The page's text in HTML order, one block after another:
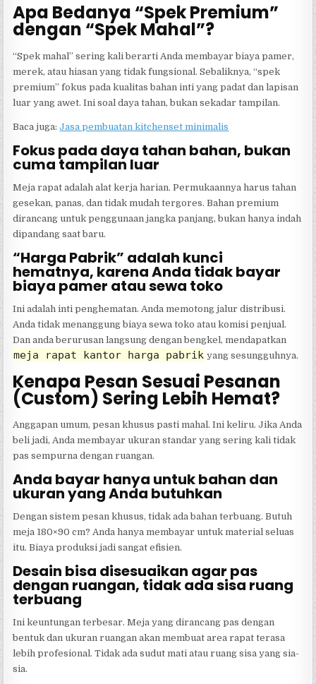
Apa Bedanya “Spek Premium”
dengan “Spek Mahal”?
“Spek mahal” sering kali berarti Anda membayar biaya pamer,
merek, atau hiasan yang tidak fungsional. Sebaliknya, “spek
premium” fokus pada kualitas bahan inti yang padat dan lapisan
luar yang awet. Ini soal daya tahan, bukan sekadar tampilan.
Baca juga:Jasa pembuatan kitchenset minimalis
Fokus pada daya tahan bahan, bukan
cuma tampilan luar
Meja rapat adalah alat kerja harian. Permukaannya harus tahan
gesekan, panas, dan tidak mudah tergores. Bahan premium
dirancang untuk penggunaan jangka panjang, bukan hanya indah
dipandang saat baru.
“Harga Pabrik” adalah kunci
hematnya, karena Anda tidak bayar
biaya pamer atau sewa toko
Ini adalah inti penghematan. Anda memotong jalur distribusi.
Anda tidak menanggung biaya sewa toko atau komisi penjual.
Dan anda berurusan langsung dengan bengkel, mendapatkan
meja rapat kantor harga pabrik yang sesungguhnya.
Kenapa Pesan Sesuai Pesanan
(Custom) Sering Lebih Hemat?
Anggapan umum, pesan khusus pasti mahal. Ini keliru. Jika Anda
beli jadi, Anda membayar ukuran standar yang sering kali tidak
pas sempurna dengan ruangan.
Anda bayar hanya untuk bahan dan
ukuran yang Anda butuhkan
Dengan sistem pesan khusus, tidak ada bahan terbuang. Butuh
meja 180×90 cm? Anda hanya membayar untuk material seluas
itu. Biaya produksi jadi sangat efisien.
Desain bisa disesuaikan agar pas
dengan ruangan, tidak ada sisa ruang
terbuang
Ini keuntungan terbesar. Meja yang dirancang pas dengan
bentuk dan ukuran ruangan akan membuat area rapat terasa
lebih profesional. Tidak ada sudut mati atau ruang sisa yang sia-
sia.